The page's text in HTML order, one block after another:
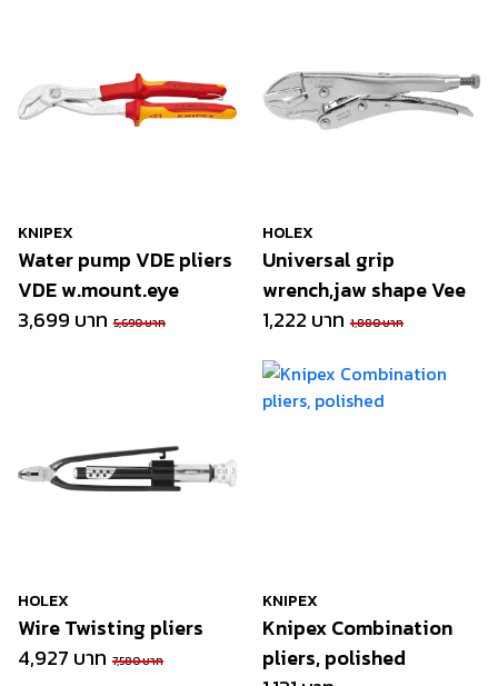
KNIPEX
Water pump VDE pliers
VDE w.mount.eye
3,699 บาท 5,690 บาท
HOLEX
Universal grip
wrench,jaw shape Vee
1,222 บาท 1,880 บาท
HOLEX
Wire Twisting pliers
4,927 บาท 7,580 บาท
KNIPEX
Knipex Combination
pliers, polished